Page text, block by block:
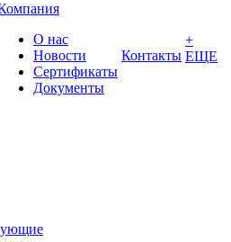
О нас
Новости
Сертификаты
Документы
Контакты
+
ЕЩЕ